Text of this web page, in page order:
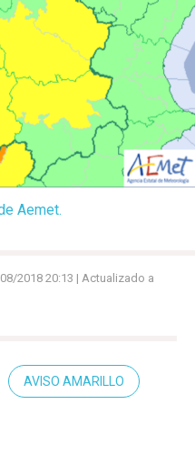
Aemet.
2018 20:13 | Actualizado a
AVISO AMARILLO